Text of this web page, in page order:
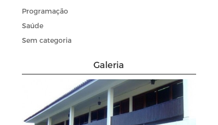
Programação
Saúde
Sem categoria
Galeria